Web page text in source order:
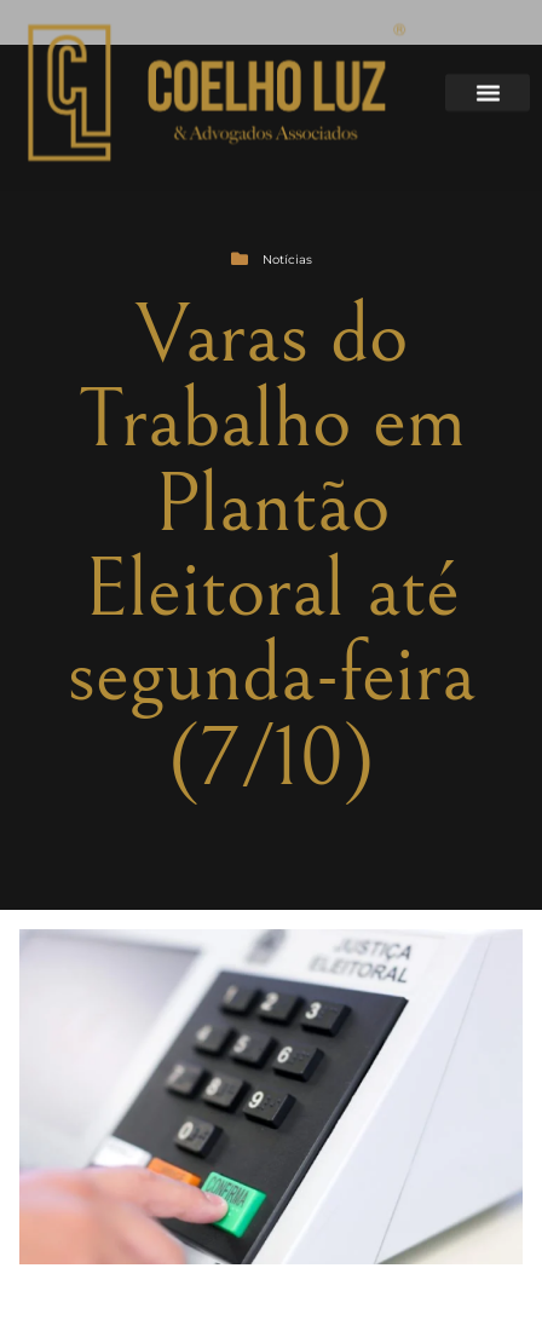
Notícias
Varas do
Trabalho em
Plantão
Eleitoral até
segunda-feira
(7/10)